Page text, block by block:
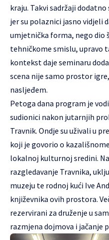
kraju. Takvi sadržaji
jer su polaznici jasno vidjeli
umjetnička forma, nego dio
tehničkome smislu, upravo
kontekst daje seminaru
scena nije samo prostor
nasljeđem.
Petoga dana program je
sudionici nakon jutarnjih
Travnik. Ondje su uživali u
koji je govorio o
lokalnoj kulturnoj sredini.
razgledavanje Travnika,
muzeju te rodnoj kući Ive
književnika ovih prostora.
rezervirani za druženje u
razmjena dojmova i jačanje